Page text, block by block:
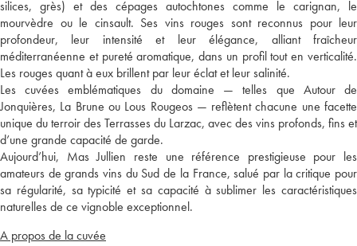
silices, grès) et des cépages autochtones comme le carignan, le
mourvèdre ou le cinsault. Ses vins rouges sont reconnus pour leur
profondeur, leur intensité et leur élégance, alliant fraîcheur
méditerranéenne et pureté aromatique, dans un profil tout en verticalité.
Les rouges quant à eux brillent par leur éclat et leur salinité.
Les cuvées emblématiques du domaine — telles que Autour de
Jonquières, La Brune ou Lous Rougeos — reflètent chacune une facette
unique du terroir des Terrasses du Larzac, avec des vins profonds, fins et
d’une grande capacité de garde.
Aujourd’hui, Mas Jullien reste une référence prestigieuse pour les
amateurs de grands vins du Sud de la France, salué par la critique pour
sa régularité, sa typicité et sa capacité à sublimer les caractéristiques
naturelles de ce vignoble exceptionnel.
A propos de la cuvée